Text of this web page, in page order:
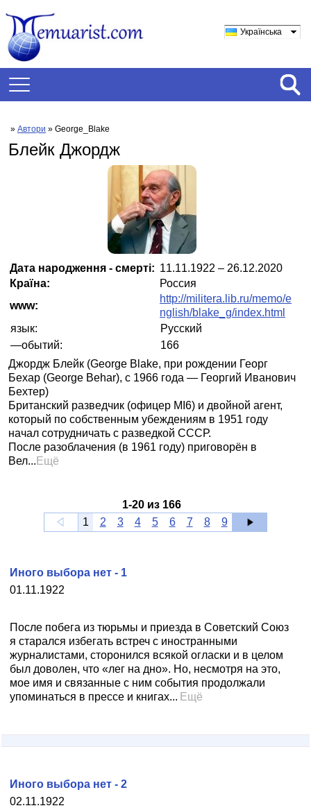
Українська
» Автори » George_Blake
Блейк Джордж
Дата народження - смерті: 11.11.1922 – 26.12.2020
Країна:
Россия
www:
http://militera.lib.ru/memo/e
nglish/blake_g/index.html
язык:
Русский
—обытий:
166
Джордж Блейк (George Blake, при рождении Георг
Бехар (George Behar), с 1966 года — Георгий Иванович
Бехтер)
Британский разведчик (офицер MI6) и двойной агент,
который по собственным убеждениям в 1951 году
начал сотрудничать с разведкой СССР.
После разоблачения (в 1961 году) приговорён в
Вел... Ещё
1-20 из 166
1
2 3 4 5 6 7 8 9
01.11.1922
Иного выбора нет - 1
После побега из тюрьмы и приезда в Советский Союз
я старался избегать встреч с иностранными
журналистами, сторонился всякой огласки и в целом
был доволен, что «лег на дно». Но, несмотря на это,
мое имя и связанные с ним события продолжали
упоминаться в прессе и книгах... Ещё
02.11.1922
Иного выбора нет - 2